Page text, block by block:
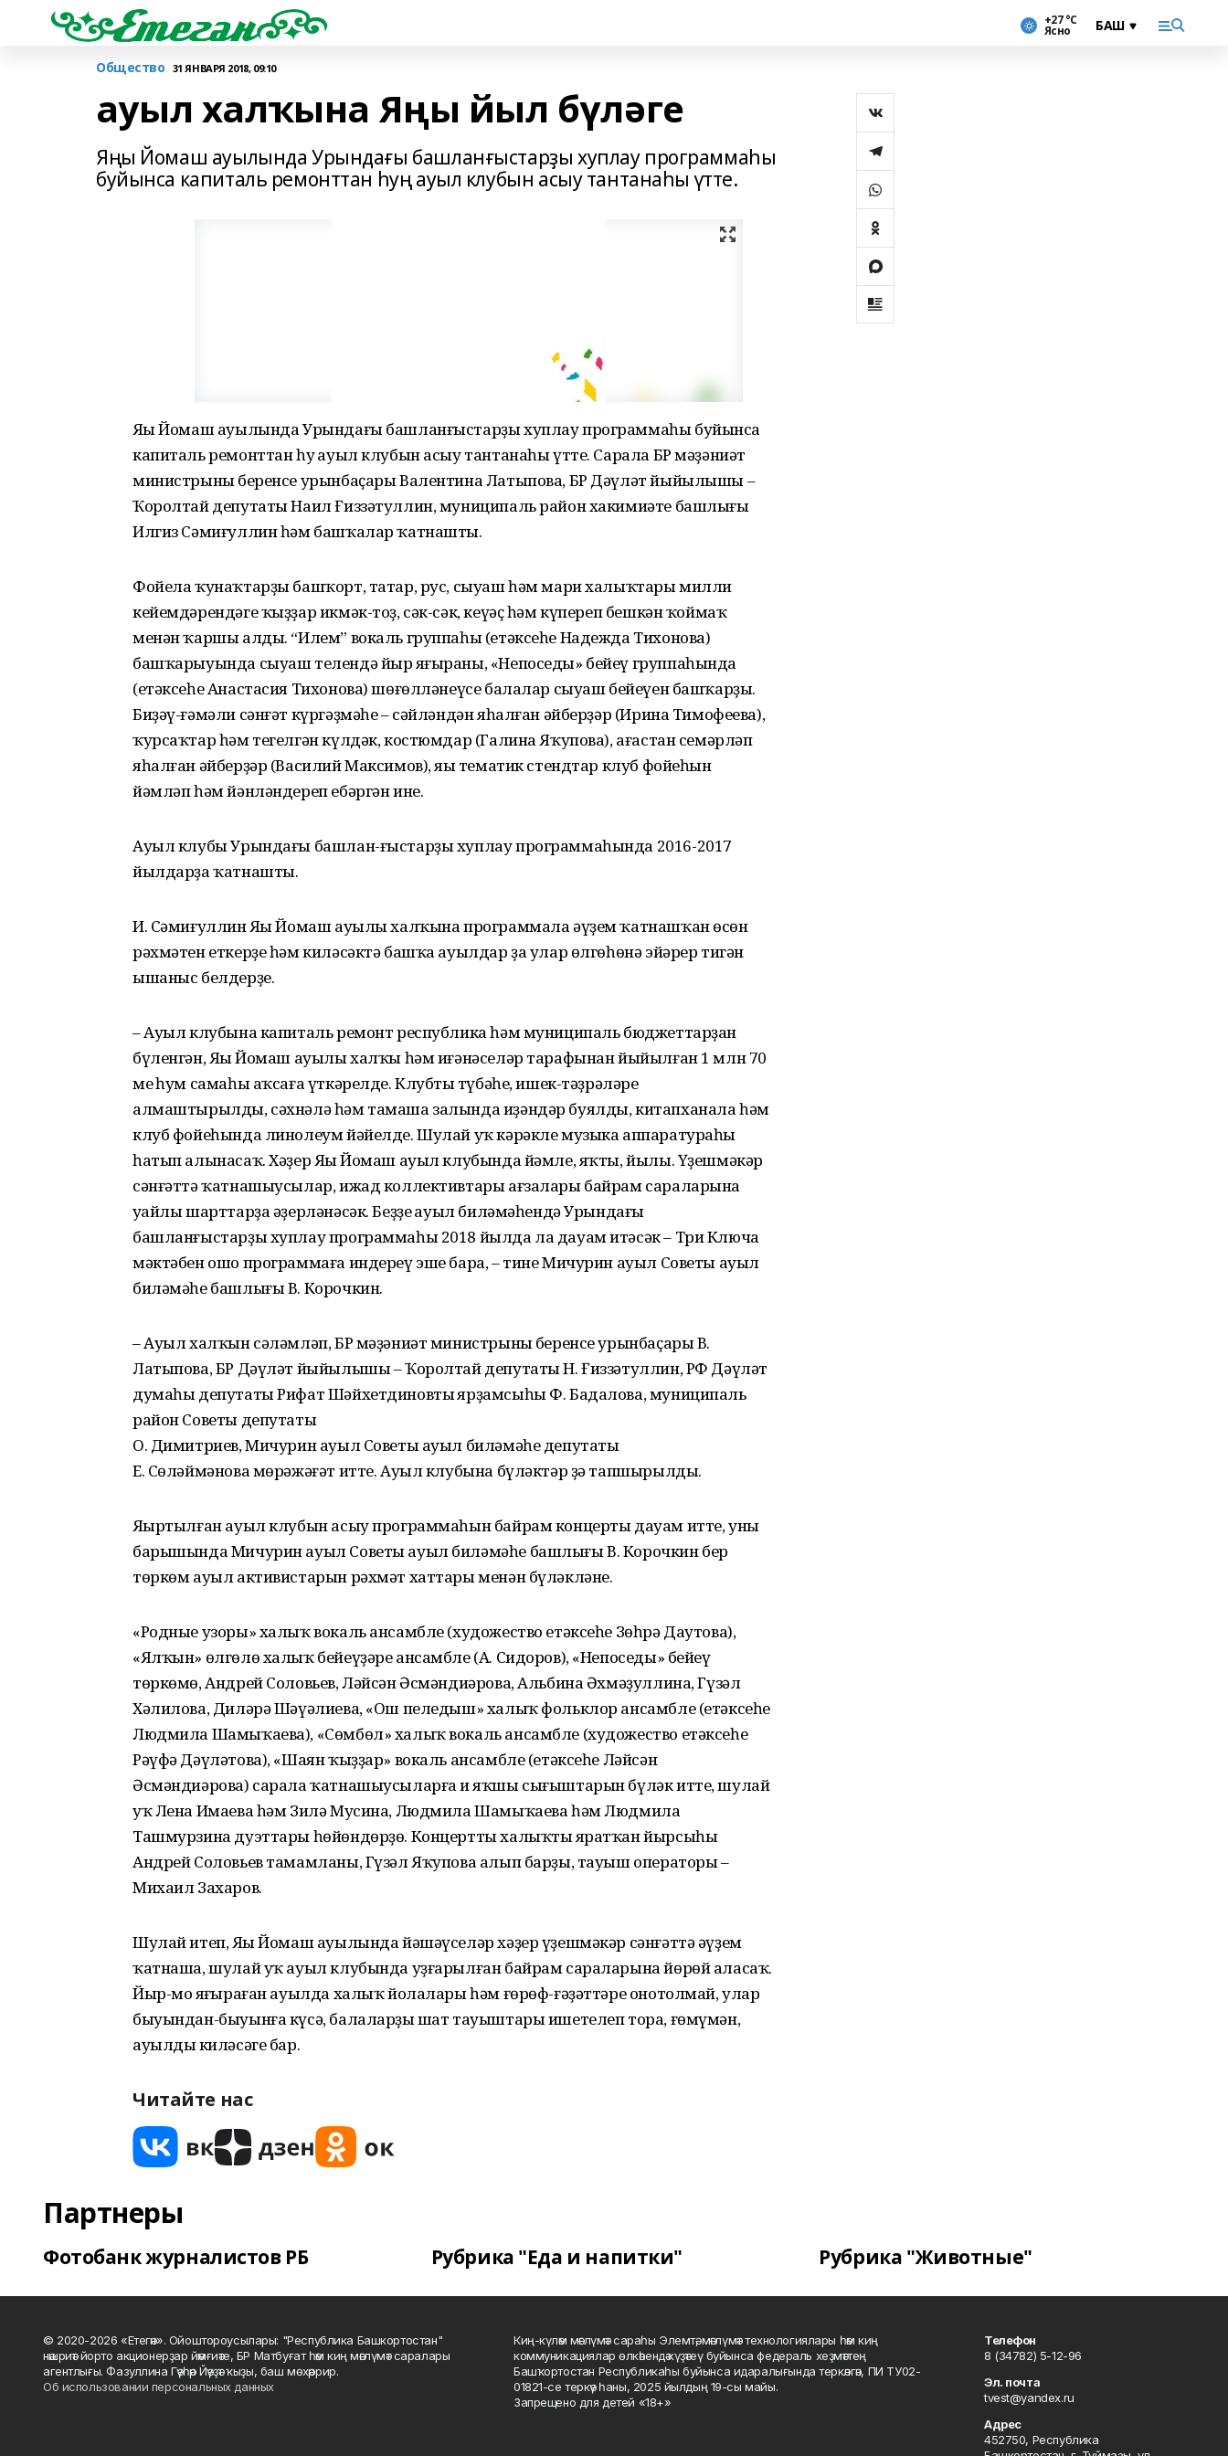
+27 °С
Ясно
Общество 31 ЯНВАРЯ 2018, 09:10
ауыл халҡына Яңы йыл бүләге
Яңы Йомаш ауылында Урындағы башланғыстарҙы хуплау программаһы
буйынса капиталь ремонттан һуң ауыл клубын асыу тантанаһы үтте.
Яңы Йомаш ауылында Урындағы башланғыстарҙы хуплау программаһы буйынса
капиталь ремонттан һуң ауыл клубын асыу тантанаһы үтте. Сарала БР мәҙәниәт
министрының беренсе урынбаҫары Валентина Латыпова, БР Дәүләт йыйылышы –
Ҡоролтай депутаты Наил Ғиззәтуллин, муниципаль район хакимиәте башлығы
Илгиз Сәмиғуллин һәм башҡалар ҡатнашты.
Фойела ҡунаҡтарҙы башҡорт, татар, рус, сыуаш һәм мари халыҡтары милли
кейемдәрендәге ҡыҙҙар икмәк-тоҙ, сәк-сәк, кеүәҫ һәм күпереп бешкән ҡоймаҡ
менән ҡаршы алды. “Илем” вокаль группаһы (етәксеһе Надежда Тихонова)
башҡарыуында сыуаш телендә йыр яңғыраны, «Непоседы» бейеү группаһында
(етәксеһе Анастасия Тихонова) шөғөлләнеүсе балалар сыуаш бейеүен башҡарҙы.
Биҙәү-ғәмәли сәнғәт күргәҙмәһе – сәйләндән яһалған әйберҙәр (Ирина Тимофеева),
ҡурсаҡтар һәм тегелгән күлдәк, костюмдар (Галина Яҡупова), ағастан семәрләп
яһалған әйберҙәр (Василий Максимов), яңы тематик стендтар клуб фойеһын
йәмләп һәм йәнләндереп ебәргән ине.
Ауыл клубы Урындағы башлан-ғыстарҙы хуплау программаһында 2016-2017
йылдарҙа ҡатнашты.
И. Сәмиғуллин Яңы Йомаш ауылы халҡына программала әүҙем ҡатнашҡан өсөн
рәхмәтен еткерҙе һәм киләсәктә башҡа ауылдар ҙа улар өлгөһөнә эйәрер тигән
ышаныс белдерҙе.
– Ауыл клубына капиталь ремонт республика һәм муниципаль бюджеттарҙан
бүленгән, Яңы Йомаш ауылы халҡы һәм иғәнәселәр тарафынан йыйылған 1 млн 70
мең һум самаһы аҡсаға үткәрелде. Клубтың түбәһе, ишек-тәҙрәләре
алмаштырылды, сәхнәлә һәм тамаша залында иҙәндәр буялды, китапханала һәм
клуб фойеһында линолеум йәйелде. Шулай уҡ кәрәкле музыка аппаратураһы
һатып алынасаҡ. Хәҙер Яңы Йомаш ауыл клубында йәмле, яҡты, йылы. Үҙешмәкәр
сәнғәттә ҡатнашыусылар, ижад коллективтары ағзалары байрам сараларына
уңайлы шарттарҙа әҙерләнәсәк. Беҙҙең ауыл биләмәһендә Урындағы
башланғыстарҙы хуплау программаһы 2018 йылда ла дауам итәсәк – Три Ключа
мәктәбен ошо программаға индереү эше бара, – тине Мичурин ауыл Советы ауыл
биләмәһе башлығы В. Корочкин.
– Ауыл халҡын сәләмләп, БР мәҙәниәт министрының беренсе урынбаҫары В.
Латыпова, БР Дәүләт йыйылышы – Ҡоролтай депутаты Н. Ғиззәтуллин, РФ Дәүләт
думаһы депутаты Рифат Шәйхетдиновтың ярҙамсыһы Ф. Бадалова, муниципаль
район Советы депутаты
О. Димитриев, Мичурин ауыл Советы ауыл биләмәһе депутаты
Е. Сөләймәнова мөрәжәғәт итте. Ауыл клубына бүләктәр ҙә тапшырылды.
Яңыртылған ауыл клубын асыу программаһын байрам концерты дауам итте, уның
барышында Мичурин ауыл Советы ауыл биләмәһе башлығы В. Корочкин бер
төркөм ауыл активистарын рәхмәт хаттары менән бүләкләне.
«Родные узоры» халыҡ вокаль ансамбле (художество етәксеһе Зөһрә Даутова),
«Ялҡын» өлгөлө халыҡ бейеүҙәре ансамбле (А. Сидоров), «Непоседы» бейеү
төркөмө, Андрей Соловьев, Ләйсән Әсмәндиәрова, Альбина Әхмәҙуллина, Гүзәл
Хәлилова, Диләрә Шәүәлиева, «Ош пеледыш» халыҡ фольклор ансамбле (етәксеһе
Людмила Шамыҡаева), «Сөмбөл» халыҡ вокаль ансамбле (художество етәксеһе
Рәүфә Дәүләтова), «Шаян ҡыҙҙар» вокаль ансамбле (етәксеһе Ләйсән
Әсмәндиәрова) сарала ҡатнашыусыларға иң яҡшы сығыштарын бүләк итте, шулай
уҡ Лена Имаева һәм Зилә Мусина, Людмила Шамыҡаева һәм Людмила
Ташмурзина дуэттары һөйөндөрҙө. Концертты халыҡтың яратҡан йырсыһы
Андрей Соловьев тамамланы, Гүзәл Яҡупова алып барҙы, тауыш операторы –
Михаил Захаров.
Шулай итеп, Яңы Йомаш ауылында йәшәүселәр хәҙер үҙешмәкәр сәнғәттә әүҙем
ҡатнаша, шулай уҡ ауыл клубында уҙғарылған байрам сараларына йөрөй аласаҡ.
Йыр-моң яңғыраған ауылда халыҡ йолалары һәм ғөрөф-ғәҙәттәре онотолмай, улар
быуындан-быуынға күсә, балаларҙың шат тауыштары ишетелеп тора, ғөмүмән,
ауылдың киләсәге бар.
Читайте нас
Партнеры
Фотобанк журналистов РБ Рубрика "Еда и напитки" Рубрика "Животные"
© 2020-2026 «Етегән». Ойоштороусылары: "Республика Башкортостан"
нәшриәт йорто акционерҙар йәмғиәте, БР Матбуғат һәм киң мәғлүмәт саралары
агентлығы. Фазуллина Гәүһәр Йәүҙәт ҡыҙы, баш мөхәррир.
Об использовании персональных данных
Киң-күләм мәғлүмәт сараһы Элемтә, мәғлүмәт технологиялары һәм киң
коммуникациялар өлкәһендә күҙәтеү буйынса федераль хеҙмәттең
Башҡортостан Республикаһы буйынса идаралығында теркәлгән, ПИ ТУ02-
01821-се теркәү һаны, 2025 йылдың 19-сы майы.
Запрещено для детей «18+»
Телефон
8 (34782) 5-12-96
Эл. почта
tvest@yandex.ru
Адрес
452750, Республика